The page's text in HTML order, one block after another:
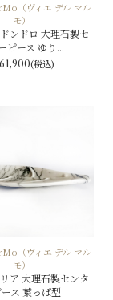
（ヴィエ デル マル
モ）
ンドロ 大理石製セ
ピース ゆり...
(税込)
（ヴィエ デル マル
モ）
ア 大理石製センタ
ス 葉っぱ型